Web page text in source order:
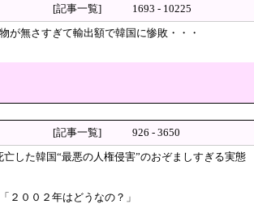
怒り「極めて強い不満、苦情が寄
かなかったからそれかよ」と有
…」→「どんな刺激的な味なん
ていただけなのが判明して大問題にw
パ利用、駐車場無料…大人29700円
[記事一覧]
1693 - 10225
が無さすぎて輸出額で韓国に惨敗・・・
[記事一覧]
926 - 3650
した韓国“最悪の人権侵害”のおぞましすぎる実態
２００２年はどうなの？」